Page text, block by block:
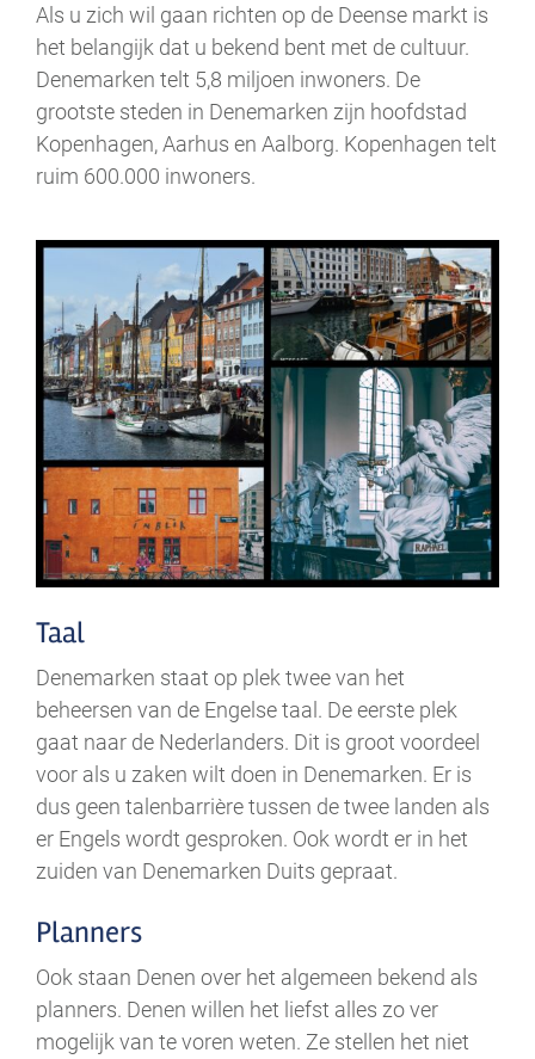
Als u zich wil gaan richten op de Deense markt is
het belangijk dat u bekend bent met de cultuur.
Denemarken telt 5,8 miljoen inwoners. De
grootste steden in Denemarken zijn hoofdstad
Kopenhagen, Aarhus en Aalborg. Kopenhagen telt
ruim 600.000 inwoners.
Taal
Denemarken staat op plek twee van het
beheersen van de Engelse taal. De eerste plek
gaat naar de Nederlanders. Dit is groot voordeel
voor als u zaken wilt doen in Denemarken. Er is
dus geen talenbarrière tussen de twee landen als
er Engels wordt gesproken. Ook wordt er in het
zuiden van Denemarken Duits gepraat.
Planners
Ook staan Denen over het algemeen bekend als
planners. Denen willen het liefst alles zo ver
mogelijk van te voren weten. Ze stellen het niet